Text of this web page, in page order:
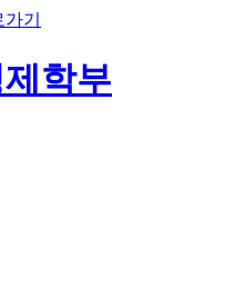
기
학부